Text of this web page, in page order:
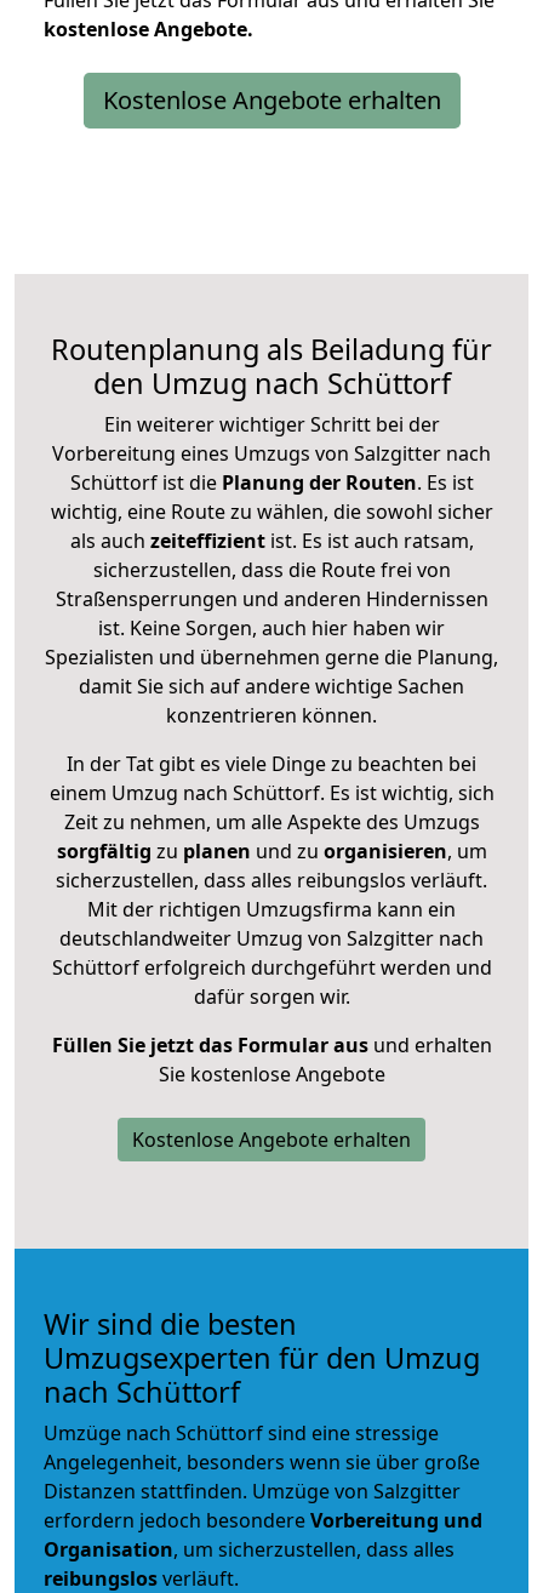
kostenloseAngebote.
Kostenlose Angebote erhalten
Routenplanung als Beiladung für
den Umzug nach Schüttorf
Ein weiterer wichtiger Schritt bei der
Vorbereitung eines Umzugs von Salzgitter nach
Schüttorf ist diePlanung der Routen. Es ist
wichtig, eine Route zu wählen, die sowohl sicher
als auch zeiteffizientist. Es ist auch ratsam,
sicherzustellen, dass die Route frei von
Straßensperrungen und anderen Hindernissen
ist. Keine Sorgen, auch hier haben wir
Spezialisten und übernehmen gerne die Planung,
damit Sie sich auf andere wichtige Sachen
konzentrieren können.
In der Tat gibt es viele Dinge zu beachten bei
einem Umzug nach Schüttorf. Es ist wichtig, sich
Zeit zu nehmen, um alle Aspekte des Umzugs
sorgfältig zu planen und zu organisieren, um
sicherzustellen, dass alles reibungslos verläuft.
Mit der richtigen Umzugsfirma kann ein
deutschlandweiter Umzug von Salzgitter nach
Schüttorf erfolgreich durchgeführt werden und
dafür sorgen wir.
Füllen Sie jetzt das Formular ausund erhalten
Sie kostenlose Angebote
Kostenlose Angebote erhalten
Wir sind die besten
Umzugsexperten für den Umzug
nach Schüttorf
Umzüge nach Schüttorf sind eine stressige
Angelegenheit, besonders wenn sie über große
Distanzen stattfinden. Umzüge von Salzgitter
erfordern jedoch besondereVorbereitung und
Organisation, um sicherzustellen, dass alles
reibungslosverläuft.